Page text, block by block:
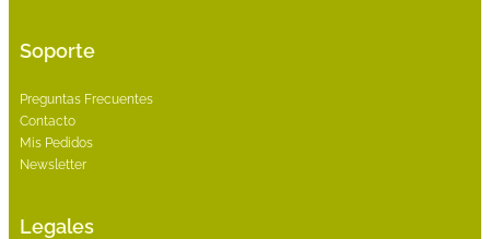
Soporte
Preguntas Frecuentes
Contacto
Mis Pedidos
Newsletter
Legales